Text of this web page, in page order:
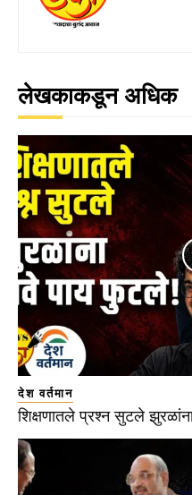
लेखकाकडून अधिक
देश वर्तमान
शिक्षणातले प्रश्न सुटले